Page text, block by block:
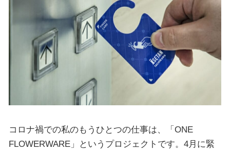
コロナ禍での私のもうひとつの仕事は、「ONE
FLOWERWARE」というプロジェクトです。4月に緊